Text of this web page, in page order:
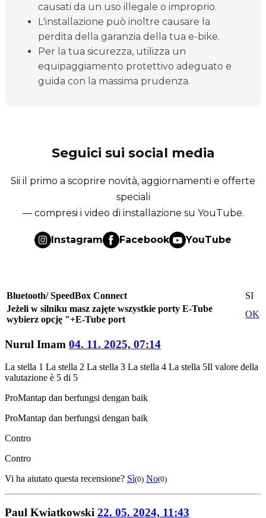
causati da un uso illegale o improprio.
L'installazione può inoltre causare la
perdita della garanzia della tua e-bike.
Per la tua sicurezza, utilizza un
equipaggiamento protettivo adeguato e
guida con la massima prudenza.
Seguici sui social media
Sii il primo a scoprire novità, aggiornamenti e offerte
speciali
— compresi i video di installazione su YouTube.
Instagram Facebook YouTube
Bluetooth/ SpeedBox Connect
SI
Jeżeli w silniku masz zajęte wszystkie porty E-Tube
wybierz opcję "+E-Tube port
OK
Nurul Imam 04. 11. 2025, 07:14
La stella 1 La stella 2 La stella 3 La stella 4 La stella 5Il valore della
valutazione è 5 di 5
ProMantap dan berfungsi dengan baik
ProMantap dan berfungsi dengan baik
Contro
Contro
Vi ha aiutato questa recensione? Sì(0) No(0)
Paul Kwiatkowski 22. 05. 2024, 11:43